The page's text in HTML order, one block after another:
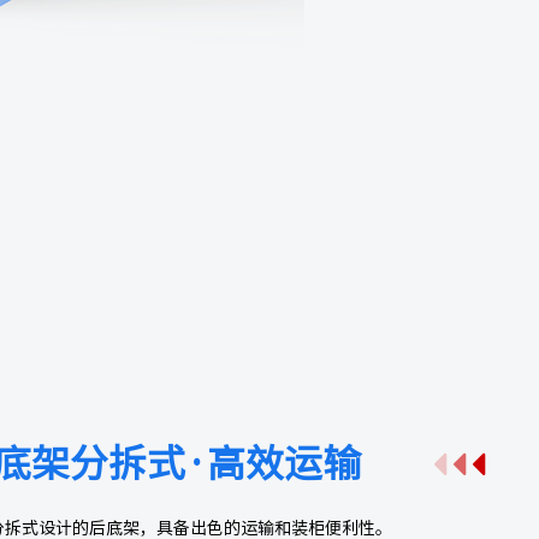
架分拆式·高效运输
拆式设计的后底架，具备出色的运输和装柜便利性。